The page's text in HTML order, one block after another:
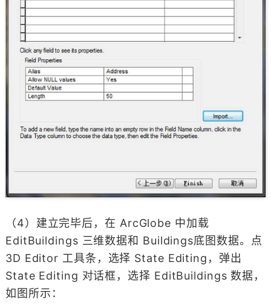
（4）建立完毕后，在 ArcGlobe 中加载
EditBuildings 三维数据和 Buildings底图数据。点
3D Editor 工具条，选择 State Editing，弹出
State Editing 对话框，选择 EditBuildings 数据，
如图所示：